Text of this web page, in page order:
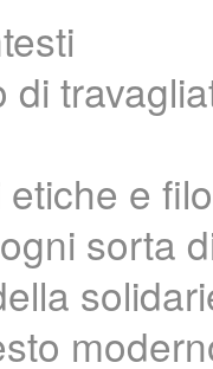
di
e
sorta